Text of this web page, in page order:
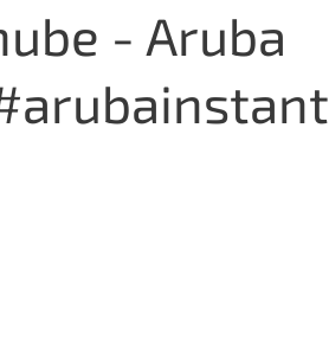
- Aruba